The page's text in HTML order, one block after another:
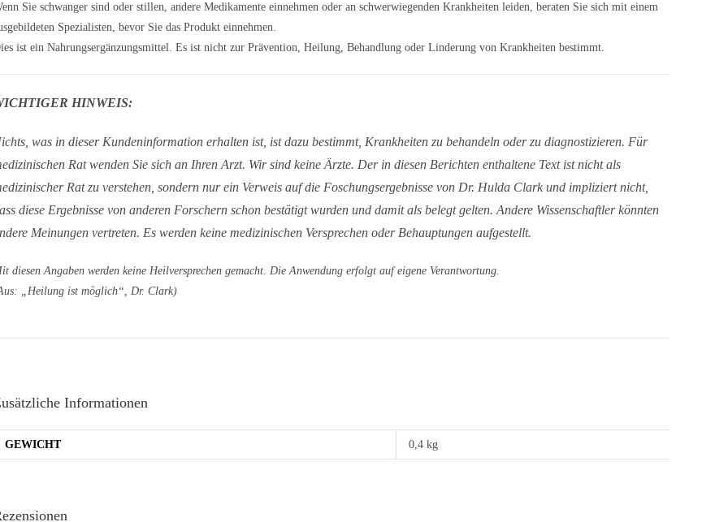
Sie schwanger sind oder stillen, andere Medikamente einnehmen oder an schwerwiegenden Krankheiten leiden, beraten Sie sich mit einem
Spezialisten, bevor Sie das Produkt einnehmen.
ist ein Nahrungsergänzungsmittel. Es ist nicht zur Prävention, Heilung, Behandlung oder Linderung von Krankheiten bestimmt.
HINWEIS:
was in dieser Kundeninformation erhalten ist, ist dazu bestimmt, Krankheiten zu behandeln oder zu diagnostizieren. Für
Rat wenden Sie sich an Ihren Arzt. Wir sind keine Ärzte. Der in diesen Berichten enthaltene Text ist nicht als
Rat zu verstehen, sondern nur ein Verweis auf die Foschungsergebnisse von Dr. Hulda Clark und impliziert nicht,
diese Ergebnisse von anderen Forschern schon bestätigt wurden und damit als belegt gelten. Andere Wissenschaftler könnten
Meinungen vertreten. Es werden keine medizinischen Versprechen oder Behauptungen aufgestellt.
diesen Angaben werden keine Heilversprechen gemacht. Die Anwendung erfolgt auf eigene Verantwortung.
„Heilung ist möglich“, Dr. Clark)
Informationen
GEWICHT 0,4 kg